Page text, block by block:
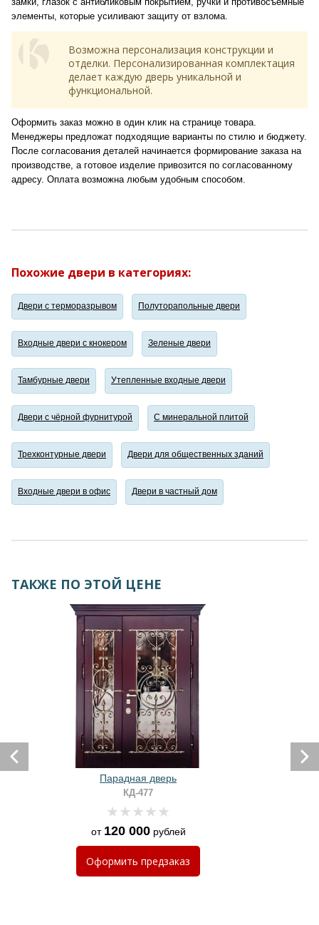
элементы, которые усиливают защиту от взлома.
Возможна персонализация конструкции и
отделки. Персонализированная комплектация
делает каждую дверь уникальной и
функциональной.
Оформить заказ можно в один клик на странице товара.
Менеджеры предложат подходящие варианты по стилю и бюджету.
После согласования деталей начинается формирование заказа на
производстве, а готовое изделие привозится по согласованному
адресу. Оплата возможна любым удобным способом.
Похожие двери в категориях:
Двери с терморазрывом Полуторапольные двери
Входные двери с кнокером Зеленые двери
Тамбурные двери Утепленные входные двери
Двери с чёрной фурнитурой С минеральной плитой
Трехконтурные двери Двери для общественных зданий
Входные двери в офис Двери в частный дом
ТАКЖЕ ПО ЭТОЙ ЦЕНЕ
Парадная дверь
КД-477
от 120 000рублей
Оформить предзаказ